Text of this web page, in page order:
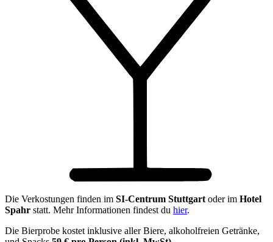
Die Verkostungen finden im SI-Centrum Stuttgart oder im Hotel
Spahr statt. Mehr Informationen findest du hier.
Die Bierprobe kostet inklusive aller Biere, alkoholfreien Getränke,